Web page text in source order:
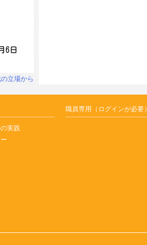
6日
立場から
実践
職員専用（ログインが必要）